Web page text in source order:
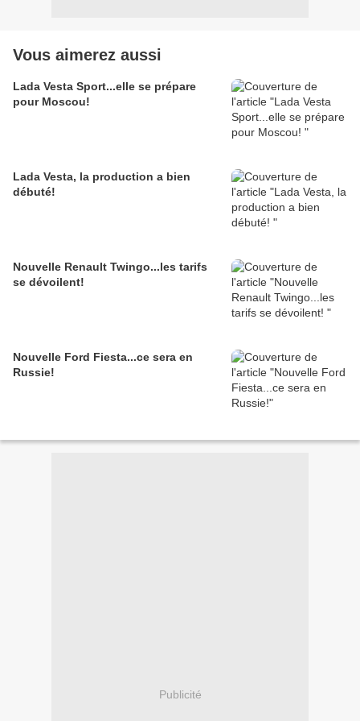
Vous aimerez aussi
Lada Vesta Sport...elle se prépare
pour Moscou!
Lada Vesta, la production a bien
débuté!
Nouvelle Renault Twingo...les tarifs
se dévoilent!
Nouvelle Ford Fiesta...ce sera en
Russie!
Publicité